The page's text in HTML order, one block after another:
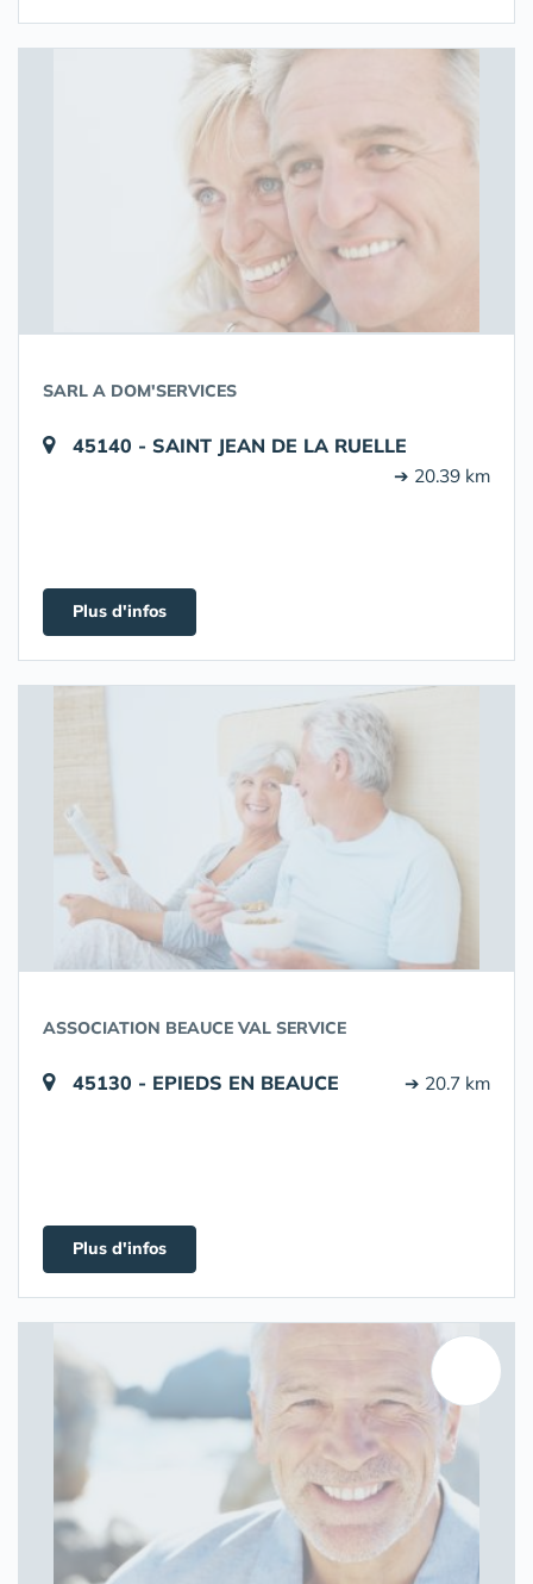
SARL A DOM'SERVICES
45140 - SAINT JEAN DE LA RUELLE
➔ 20.39 km
Plus d'infos
ASSOCIATION BEAUCE VAL SERVICE
45130 - EPIEDS EN BEAUCE ➔ 20.7 km
Plus d'infos